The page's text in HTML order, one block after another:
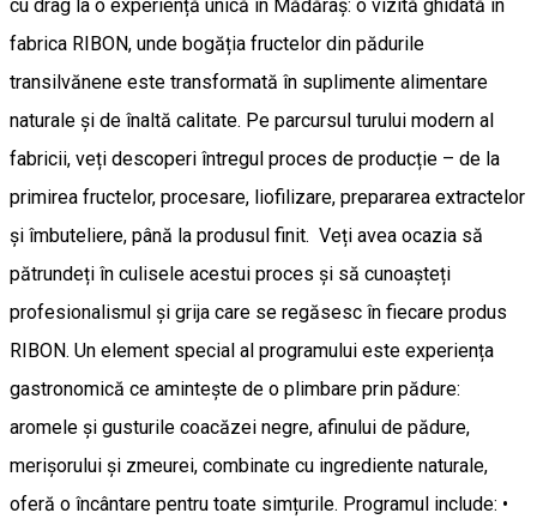
cu drag la o experiență unică în Mădăraș: o vizită ghidată în
fabrica RIBON, unde bogăția fructelor din pădurile
transilvănene este transformată în suplimente alimentare
naturale și de înaltă calitate. Pe parcursul turului modern al
fabricii, veți descoperi întregul proces de producție – de la
primirea fructelor, procesare, liofilizare, prepararea extractelor
și îmbuteliere, până la produsul finit. Veți avea ocazia să
pătrundeți în culisele acestui proces și să cunoașteți
profesionalismul și grija care se regăsesc în fiecare produs
RIBON. Un element special al programului este experiența
gastronomică ce amintește de o plimbare prin pădure:
aromele și gusturile coacăzei negre, afinului de pădure,
merişorului și zmeurei, combinate cu ingrediente naturale,
oferă o încântare pentru toate simțurile. Programul include: •